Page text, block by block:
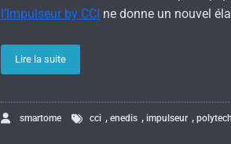
l’Impulseur by CCI ne donne un nouvel
Lire la suite
smartome cci ,enedis ,impulseur ,polytech